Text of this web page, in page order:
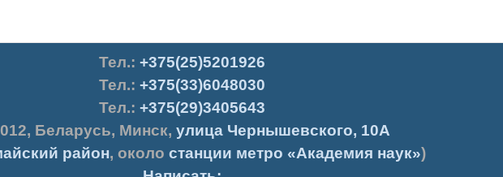
Тел.: +375(25)5201926
Тел.: +375(33)6048030
Тел.: +375(29)3405643
, Беларусь, Минск, улица Чернышевского, 10А
район, около станции метро «Академия наук»)